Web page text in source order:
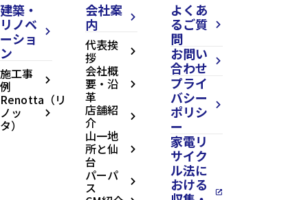
建築・
リノベ
ーショ
ン
arrow_forward_ios
施工事
例 arrow_forward_ios
Renotta（リ
ノッ
タ）
arrow_forward_ios
会社案
内
arrow_forward_ios
代表挨
拶 arrow_forward_ios
会社概
要・沿
革
arrow_forward_ios
店舗紹
介 arrow_forward_ios
山一地
所と仙
台
arrow_forward_ios
パーパ
ス arrow_forward_ios
よくあ
るご質
問
arrow_forward_ios
お問い
合わせ
arrow_forward_ios
プライ
バシー
ポリシ
ー
arrow_forward_ios
家電リ
サイク
ル法に
おける
open_in_new